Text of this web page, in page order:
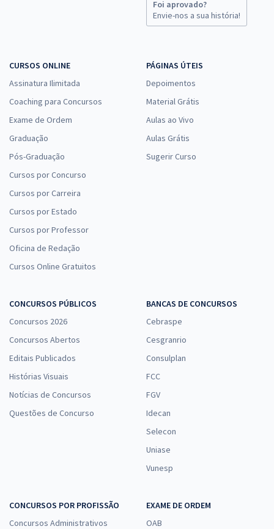
Foi aprovado?
Envie-nos a sua história!
CURSOS ONLINE
Assinatura Ilimitada
Coaching para Concursos
Exame de Ordem
Graduação
Pós-Graduação
Cursos por Concurso
Cursos por Carreira
Cursos por Estado
Cursos por Professor
Oficina de Redação
Cursos Online Gratuitos
PÁGINAS ÚTEIS
Depoimentos
Material Grátis
Aulas ao Vivo
Aulas Grátis
Sugerir Curso
CONCURSOS PÚBLICOS
Concursos 2026
Concursos Abertos
Editais Publicados
Histórias Visuais
Notícias de Concursos
Questões de Concurso
BANCAS DE CONCURSOS
Cebraspe
Cesgranrio
Consulplan
FCC
FGV
Idecan
Selecon
Uniase
Vunesp
CONCURSOS POR PROFISSÃO
Concursos Administrativos
EXAME DE ORDEM
OAB